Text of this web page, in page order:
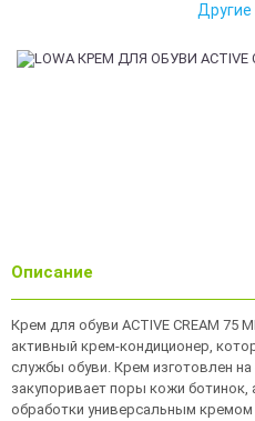
Другие
Описание
Крем для обуви ACTIVE CREAM 75
активный крем-кондиционер,
службы обуви. Крем изготовлен
закупоривает поры кожи ботинок,
обработки универсальным